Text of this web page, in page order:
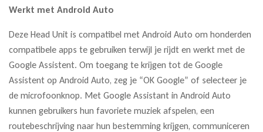
Werkt met Android Auto
Deze Head Unit is compatibel met Android Auto om honderden
compatibele apps te gebruiken terwijl je rijdt en werkt met de
Google Assistent. Om toegang te krijgen tot de Google
Assistent op Android Auto, zeg je “OK Google” of selecteer je
de microfoonknop. Met Google Assistant in Android Auto
kunnen gebruikers hun favoriete muziek afspelen, een
routebeschrijving naar hun bestemming krijgen, communiceren